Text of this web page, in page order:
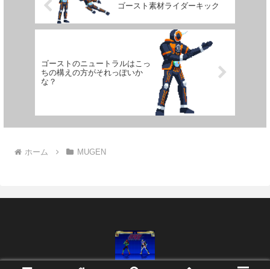
ゴースト素材ライダーキック
ゴーストのニュートラルはこっ
ちの構えの方がそれっぽいか
な？
ホーム MUGEN